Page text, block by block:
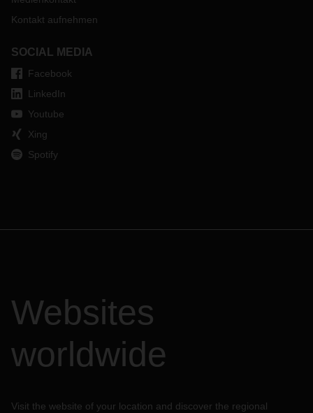
Kontakt aufnehmen
SOCIAL MEDIA
Facebook
LinkedIn
Youtube
Xing
Spotify
Websites
worldwide
Visit the website of your location and discover the regional